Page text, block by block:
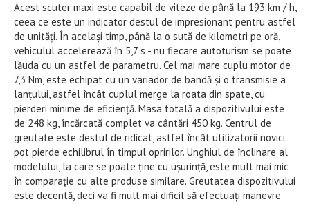
Acest scuter maxi este capabil de viteze de până la 193 km / h,
ceea ce este un indicator destul de impresionant pentru astfel
de unități. În același timp, până la o sută de kilometri pe oră,
vehiculul accelerează în 5,7 s - nu fiecare autoturism se poate
lăuda cu un astfel de parametru. Cel mai mare cuplu motor de
7,3 Nm, este echipat cu un variador de bandă și o transmisie a
lanțului, astfel încât cuplul merge la roata din spate, cu
pierderi minime de eficiență. Masa totală a dispozitivului este
de 248 kg, încărcată complet va cântări 450 kg. Centrul de
greutate este destul de ridicat, astfel încât utilizatorii novici
pot pierde echilibrul în timpul opririlor. Unghiul de înclinare al
modelului, la care se poate ține cu ușurință, este mult mai mic
în comparație cu alte produse similare. Greutatea dispozitivului
este decentă, deci va fi mult mai dificil să efectuați manevre